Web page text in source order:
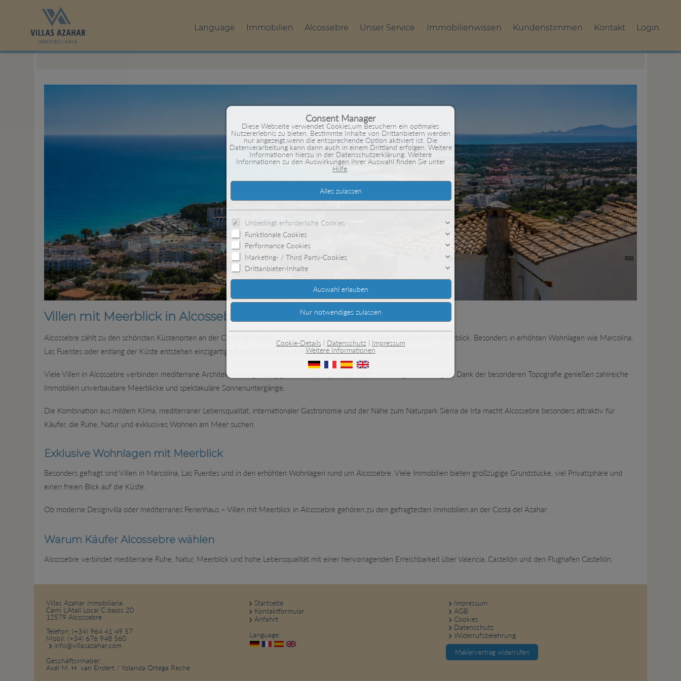
Language Immobilien Alcossebre Unser Service Immobilienwissen Kundenstimmen Kontakt Login
Villen mit Meerblick in Alcossebre
Alcossebre zählt zu den schönsten Küstenorten an der Costa del Azahar und bietet zahlreiche Villen mit beeindruckendem Meerblick. Besonders in erhöhten Wohnlagen wie Marcolina,
Las Fuentes oder entlang der Küste entstehen einzigartige Panoramablicke auf das Mittelmeer und die umliegende Natur.
Viele Villen in Alcossebre verbinden mediterrane Architektur mit großzügigen Terrassen, privaten Pools und ruhigen Wohnlagen. Dank der besonderen Topografie genießen zahlreiche
Immobilien unverbaubare Meerblicke und spektakuläre Sonnenuntergänge.
Die Kombination aus mildem Klima, mediterraner Lebensqualität, internationaler Gastronomie und der Nähe zum Naturpark Sierra de Irta macht Alcossebre besonders attraktiv für
Käufer, die Ruhe, Natur und exklusives Wohnen am Meer suchen.
Exklusive Wohnlagen mit Meerblick
Besonders gefragt sind Villen in Marcolina, Las Fuentes und in den erhöhten Wohnlagen rund um Alcossebre. Viele Immobilien bieten großzügige Grundstücke, viel Privatsphäre und
einen freien Blick auf die Küste.
Ob moderne Designvilla oder mediterranes Ferienhaus – Villen mit Meerblick in Alcossebre gehören zu den gefragtesten Immobilien an der Costa del Azahar.
Warum Käufer Alcossebre wählen
Alcossebre verbindet mediterrane Ruhe, Natur, Meerblick und hohe Lebensqualität mit einer hervorragenden Erreichbarkeit über Valencia, Castellón und den Flughafen Castellón.
Villas Azahar Inmobiliaria
Cami L'Atall Local C bajos 20
12579 Alcossebre
Telefon: (+34) 964 41 49 57
Mobil: (+34) 676 948 560
info@villasazahar.com
Geschäftsinhaber:
Axel M. H. van Endert / Yolanda Ortega Reche
Startseite
Kontaktformular
Anfahrt
Language:
Impressum
AGB
Cookies
Datenschutz
Widerrufsbelehrung
Maklervertrag widerrufen
Consent Manager
Diese Webseite verwendet Cookies,um Besuchern ein optimales
Nutzererlebnis zu bieten. Bestimmte Inhalte von Drittanbietern werden
nur angezeigt,wenn die entsprechende Option aktiviert ist. Die
Datenverarbeitung kann dann auch in einem Drittland erfolgen. Weitere
Informationen hierzu in der Datenschutzerklärung. Weitere
Informationen zu den Auswirkungen Ihrer Auswahl finden Sie unter
Hilfe
Unbedingt erforderliche Cookies
Funktionale Cookies
Performance Cookies
Marketing- / Third Party-Cookies
Drittanbieter-Inhalte
Cookie-Details| Datenschutz| Impressum
Weitere Informationen
Um fortfahren zu können,müssen Sie eine Cookie-Auswahl
Nachfolgend erhalten Sie eine Erläuterung der verschiedenen
und ihrer Bedeutung.
Alles zulassen:
Jedes Cookie wie z.B. Tracking- und Analytische-Cookies
Drittanbieter-Inhalte.
Auswahl erlauben:
Es werden nur Drittanbieter-Inhalte oder die Cookie-Arten
die Sie in den Checkboxen angehakt haben.
Nur notwendiges zulassen:
Es werden nur die technisch notwendigen Cookies
keine Drittanbieter-Inhalte.
Sie können Ihre Cookie-Einstellung jederzeit hier ändern:
Cookie-Details